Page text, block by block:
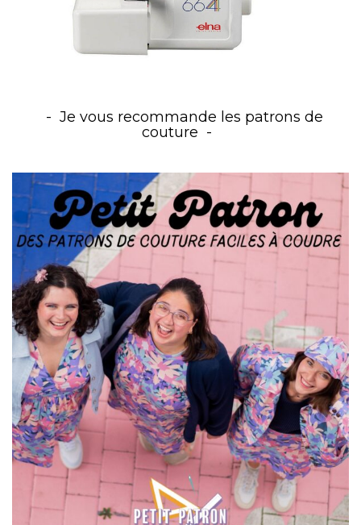
Je vous recommande les patrons de
couture